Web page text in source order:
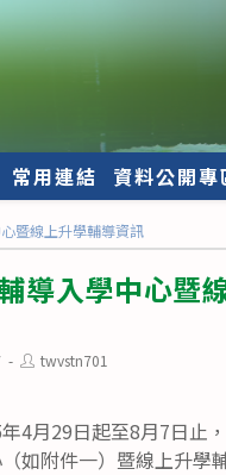
常用連結 資料公開專
暨線上升學輔導資訊
導入學中心暨
Posttwvstn701
4月29日起至8月7日止
如附件一）暨線上升